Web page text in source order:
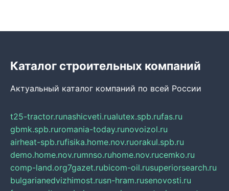
Каталог строительных компаний
Актуальный каталог компаний по всей России
t25-tractor.runashicveti.rualutex.spb.rufas.ru
gbmk.spb.ruromania-today.runovoizol.ru
airheat-spb.rufisika.home.nov.ruorakul.spb.ru
demo.home.nov.rumnso.ruhome.nov.rucemko.ru
comp-land.org7gazet.rubicom-oil.rusuperiorsearch.ru
bulgarianedvizhimost.rusn-hram.rusenovosti.ru